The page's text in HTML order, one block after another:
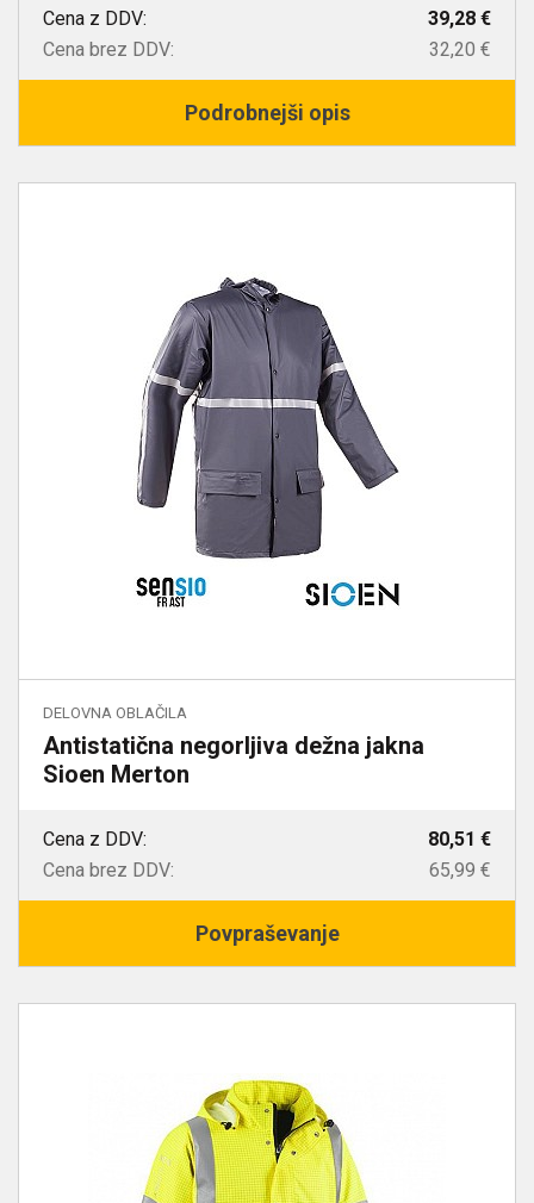
Cena z DDV:
39,28 €
Cena brez DDV:
32,20 €
Podrobnejši opis
DELOVNA OBLAČILA
Antistatična negorljiva dežna jakna
Sioen Merton
Cena z DDV:
80,51 €
Cena brez DDV:
65,99 €
Povpraševanje